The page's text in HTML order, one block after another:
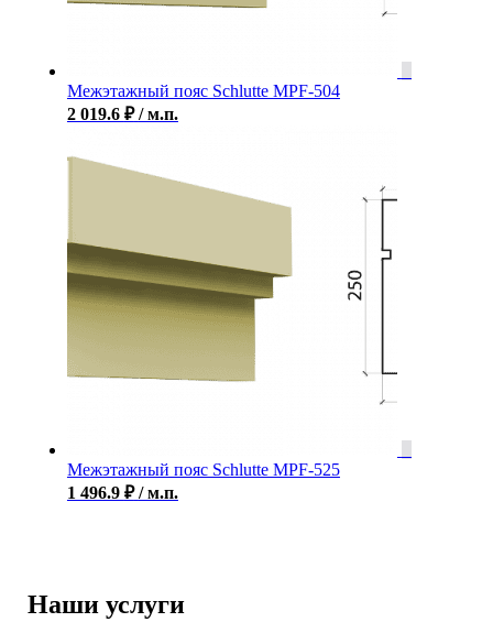
Межэтажный пояс Schlutte MPF-504
2 019.6 ₽ / м.п.
Межэтажный пояс Schlutte MPF-525
1 496.9 ₽ / м.п.
Наши услуги